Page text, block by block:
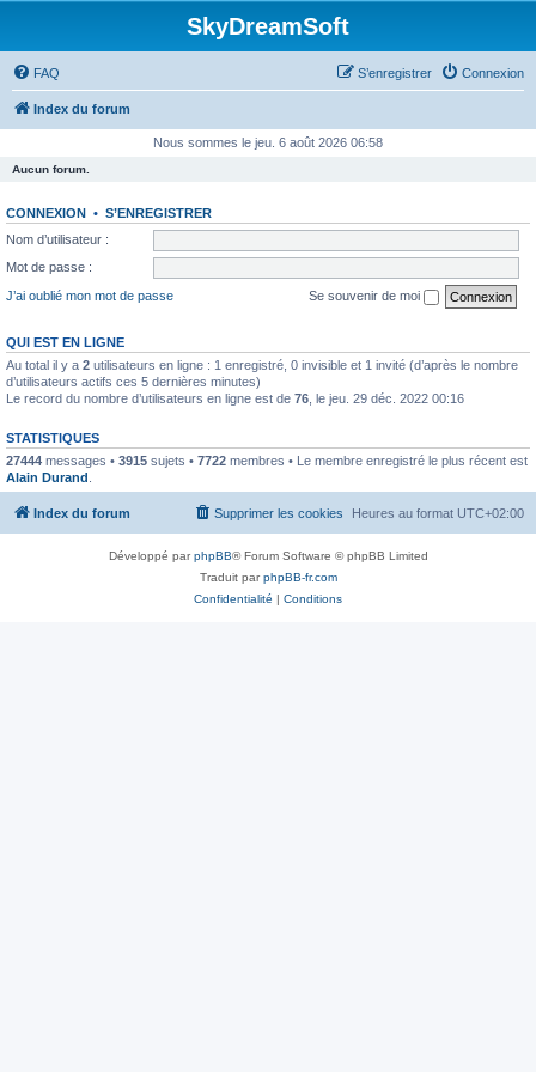
SkyDreamSoft
FAQ Connexion
S’enregistrer
Index du forum
Nous sommes le jeu. 6 août 2026 06:58
Aucun forum.
CONNEXION • S’ENREGISTRER
Nom d’utilisateur :
Mot de passe :
J’ai oublié mon mot de passe
Se souvenir de moi
QUI EST EN LIGNE
Au total il y a 2 utilisateurs en ligne : 1 enregistré, 0 invisible et 1 invité (d’après le nombre
d’utilisateurs actifs ces 5 dernières minutes)
Le record du nombre d’utilisateurs en ligne est de 76 , le jeu. 29 déc. 2022 00:16
STATISTIQUES
27444 messages • 3915 sujets • 7722 membres • Le membre enregistré le plus récent est
Alain Durand
Index du forum Heures au format UTC+02:00
Supprimer les cookies
Développé parphpBB® Forum Software © phpBB Limited
Traduit parphpBB-fr.com
Confidentialité | Conditions